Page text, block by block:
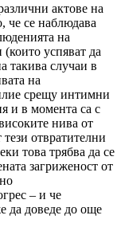
актове на
че се наблюдава
на
успяват да
такива случаи в
на
срещу интимни
и в момента са с
нива от
отвратителни
това трябва да се
загриженост от
– и че
да доведе до още